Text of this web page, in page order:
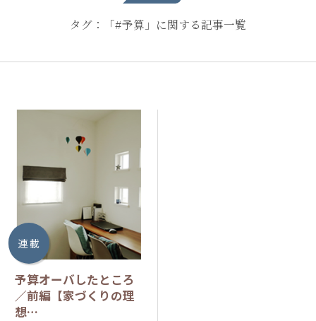
タグ：「#予算」に関する記事一覧
連 載
予算オーバしたところ
／前編【家づくりの理
想…